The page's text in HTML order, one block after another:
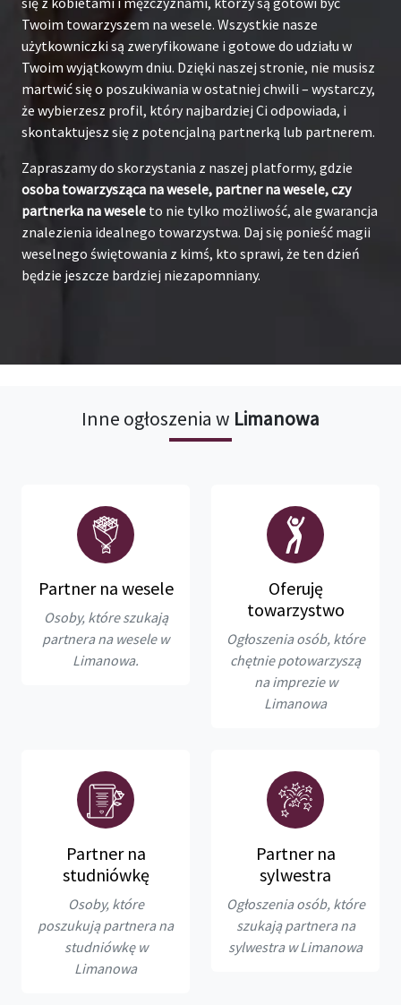
Twoim towarzyszem na wesele. Wszystkie nasze
użytkowniczki są zweryfikowane i gotowe do udziału w
Twoim wyjątkowym dniu. Dzięki naszej stronie, nie musisz
martwić się o poszukiwania w ostatniej chwili – wystarczy,
że wybierzesz profil, który najbardziej Ci odpowiada, i
skontaktujesz się z potencjalną partnerką lub partnerem.
Zapraszamy do skorzystania z naszej platformy, gdzie
osoba towarzysząca na wesele, partner na wesele, czy
partnerka na wesele to nie tylko możliwość, ale gwarancja
znalezienia idealnego towarzystwa. Daj się ponieść magii
weselnego świętowania z kimś, kto sprawi, że ten dzień
będzie jeszcze bardziej niezapomniany.
Inne ogłoszenia w Limanowa
Partner na wesele
Osoby, które szukają
partnera na wesele w
Limanowa.
Oferuję
towarzystwo
Ogłoszenia osób, które
chętnie potowarzyszą
na imprezie w
Limanowa
Partner na
studniówkę
Osoby, które
poszukują partnera na
studniówkę w
Limanowa
Partner na
sylwestra
Ogłoszenia osób, które
szukają partnera na
sylwestra w Limanowa